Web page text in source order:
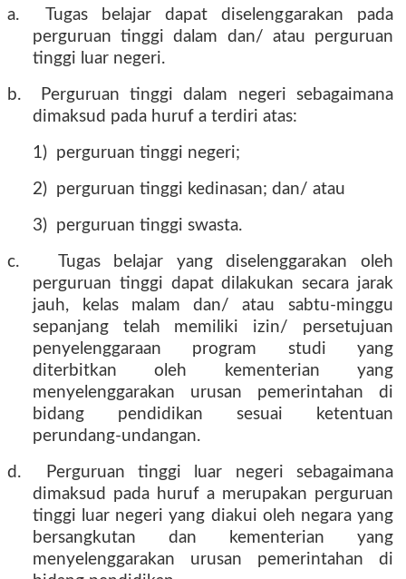
a.
Tugas belajar dapat diselenggarakan pada
perguruan tinggi dalam dan/ atau perguruan
tinggi luar negeri.
b.
Perguruan tinggi dalam negeri sebagaimana
dimaksud pada huruf a terdiri atas:
1) perguruan tinggi negeri;
2) perguruan tinggi kedinasan; dan/ atau
3) perguruan tinggi swasta.
c.
Tugas belajar yang diselenggarakan oleh
perguruan tinggi dapat dilakukan secara jarak
jauh, kelas malam dan/ atau sabtu-minggu
sepanjang telah memiliki izin/ persetujuan
penyelenggaraan program studi yang
diterbitkan oleh kementerian yang
menyelenggarakan urusan pemerintahan di
bidang pendidikan sesuai ketentuan
perundang-undangan.
d.
Perguruan tinggi luar negeri sebagaimana
dimaksud pada huruf a merupakan perguruan
tinggi luar negeri yang diakui oleh negara yang
bersangkutan dan kementerian yang
menyelenggarakan urusan pemerintahan di